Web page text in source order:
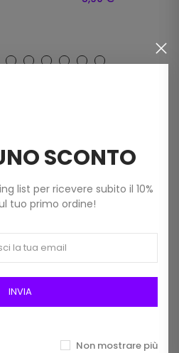
acquistato
hanno
SCONTO
list per ricevere subito il 10%
tuo primo ordine!
INVIA
Non mostrare più